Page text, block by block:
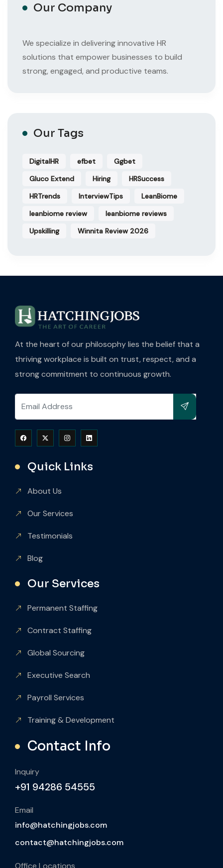
Our Company
We specialize in delivering innovative HR
solutions that empower businesses to build
strong, engaged, and productive teams.
Our Tags
DigitalHR efbet
Ggbet
Gluco Extend
Hiring
HRSuccess
HRTrends
InterviewTips
LeanBiome
leanbiome review
leanbiome reviews
Upskilling
Winnita Review 2026
At the heart of our philosophy lies the belief that a
thriving workplace is built on trust, respect, and a
strong commitment to continuous growth.
Quick Links
About Us
Our Services
Testimonials
Blog
Our Services
Permanent Staffing
Contract Staffing
Global Sourcing
Executive Search
Payroll Services
Training & Development
Contact Info
Inquiry
+91 94286 54555
Email
info@hatchingjobs.com
contact@hatchingjobs.com
Office Locations